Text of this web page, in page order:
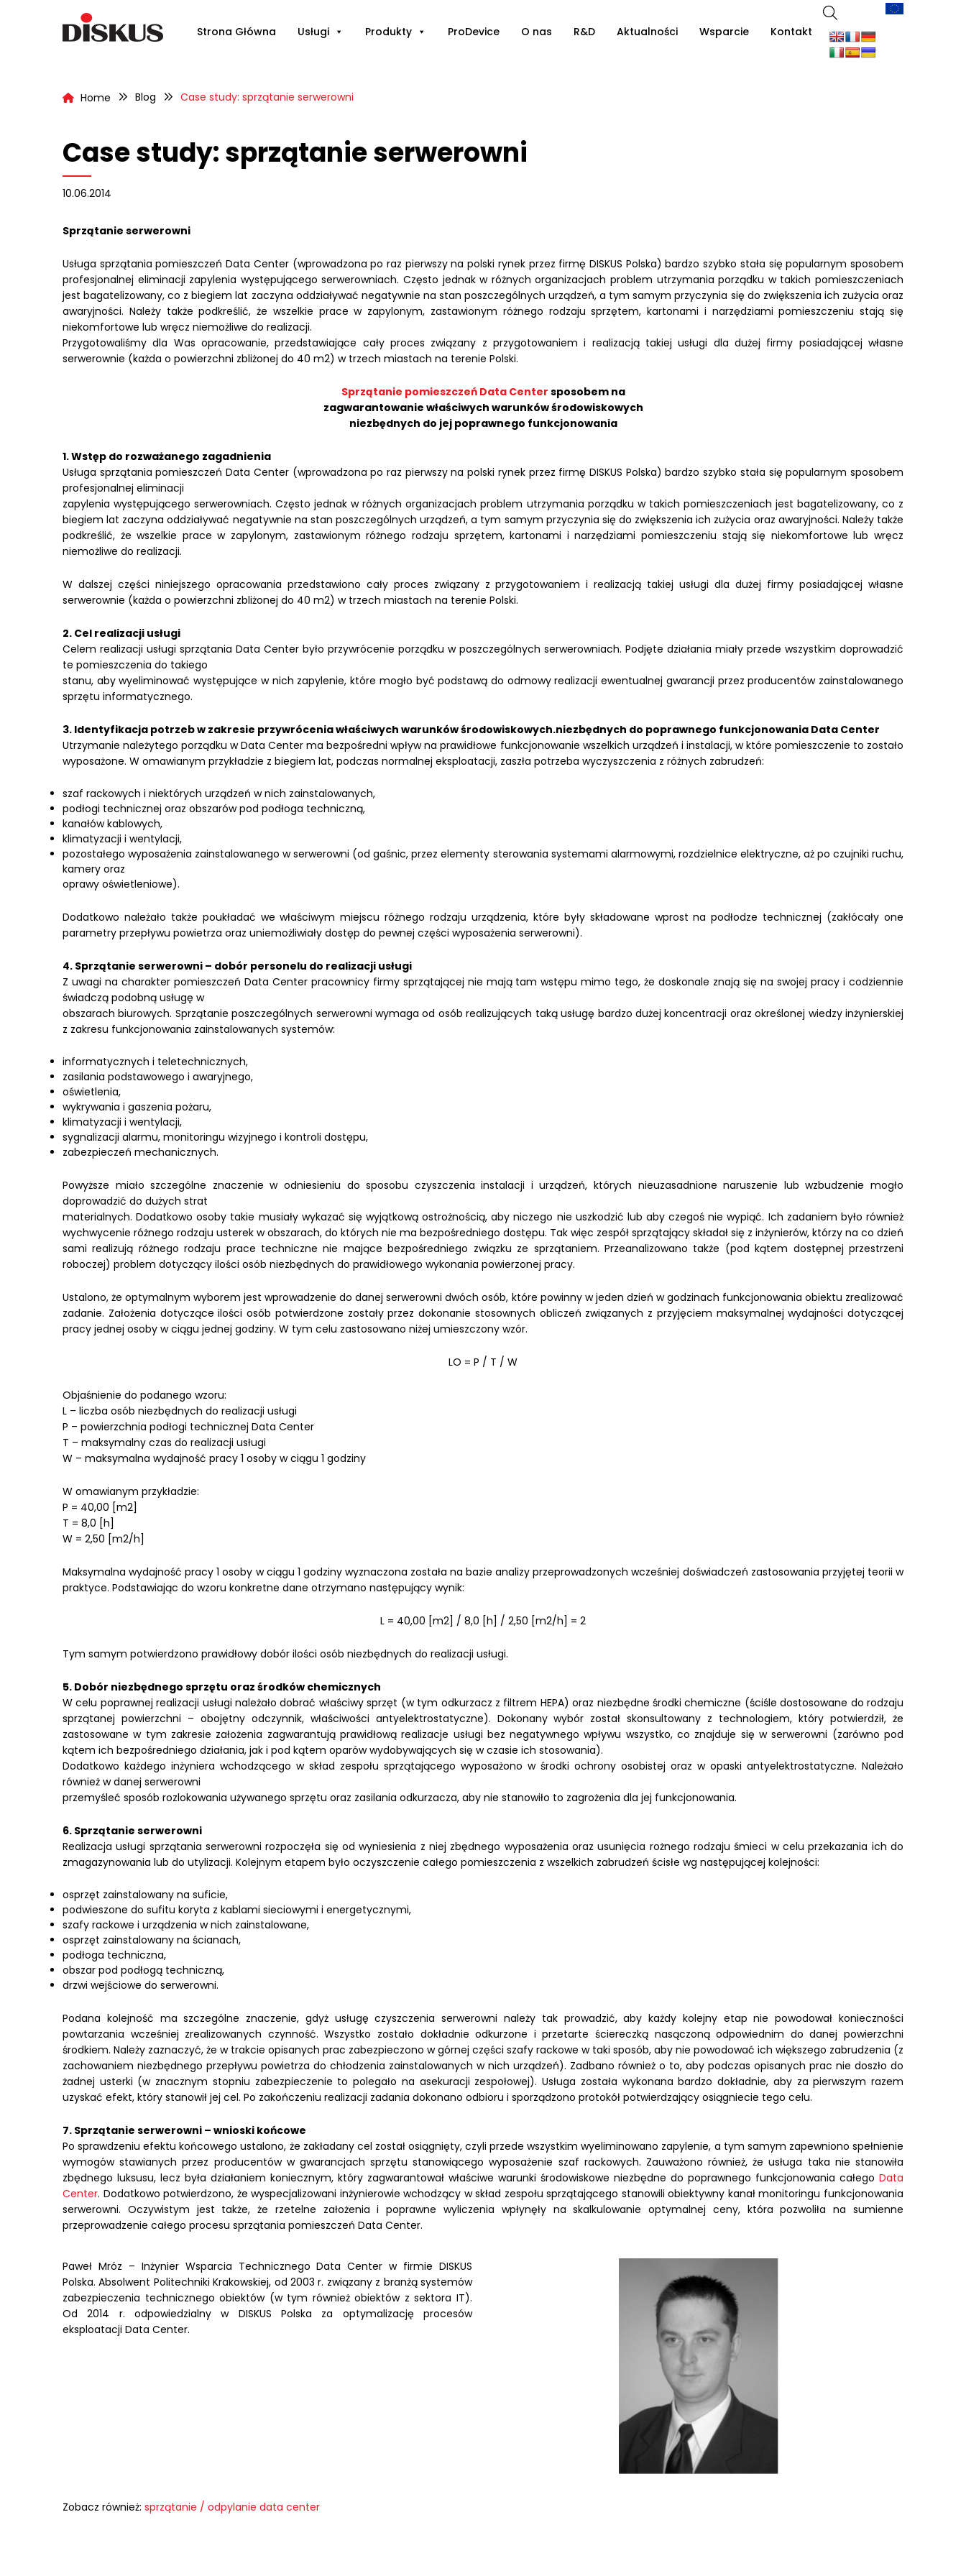
Strona Główna Usługi Produkty ProDevice O nas R&D Aktualności Wsparcie Kontakt
Home Blog Case study: sprzątanie serwerowni
Case study: sprzątanie serwerowni
10.06.2014
Sprzątanie serwerowni
Usługa sprzątania pomieszczeń Data Center (wprowadzona po raz pierwszy na polski rynek przez firmę DISKUS Polska) bardzo szybko stała się popularnym sposobem
profesjonalnej eliminacji zapylenia występującego serwerowniach. Często jednak w różnych organizacjach problem utrzymania porządku w takich pomieszczeniach
jest bagatelizowany, co z biegiem lat zaczyna oddziaływać negatywnie na stan poszczególnych urządzeń, a tym samym przyczynia się do zwiększenia ich zużycia oraz
awaryjności. Należy także podkreślić, że wszelkie prace w zapylonym, zastawionym różnego rodzaju sprzętem, kartonami i narzędziami pomieszczeniu stają się
niekomfortowe lub wręcz niemożliwe do realizacji.
Przygotowaliśmy dla Was opracowanie, przedstawiające cały proces związany z przygotowaniem i realizacją takiej usługi dla dużej firmy posiadającej własne
serwerownie (każda o powierzchni zbliżonej do 40 m2) w trzech miastach na terenie Polski.
Sprzątanie pomieszczeń Data Center sposobem na
zagwarantowanie właściwych warunków środowiskowych
niezbędnych do jej poprawnego funkcjonowania
1. Wstęp do rozważanego zagadnienia
Usługa sprzątania pomieszczeń Data Center (wprowadzona po raz pierwszy na polski rynek przez firmę DISKUS Polska) bardzo szybko stała się popularnym sposobem
profesjonalnej eliminacji
zapylenia występującego serwerowniach. Często jednak w różnych organizacjach problem utrzymania porządku w takich pomieszczeniach jest bagatelizowany, co z
biegiem lat zaczyna oddziaływać negatywnie na stan poszczególnych urządzeń, a tym samym przyczynia się do zwiększenia ich zużycia oraz awaryjności. Należy także
podkreślić, że wszelkie prace w zapylonym, zastawionym różnego rodzaju sprzętem, kartonami i narzędziami pomieszczeniu stają się niekomfortowe lub wręcz
niemożliwe do realizacji.
W dalszej części niniejszego opracowania przedstawiono cały proces związany z przygotowaniem i realizacją takiej usługi dla dużej firmy posiadającej własne
serwerownie (każda o powierzchni zbliżonej do 40 m2) w trzech miastach na terenie Polski.
2. Cel realizacji usługi
Celem realizacji usługi sprzątania Data Center było przywrócenie porządku w poszczególnych serwerowniach. Podjęte działania miały przede wszystkim doprowadzić
te pomieszczenia do takiego
stanu, aby wyeliminować występujące w nich zapylenie, które mogło być podstawą do odmowy realizacji ewentualnej gwarancji przez producentów zainstalowanego
sprzętu informatycznego.
3. Identyfikacja potrzeb w zakresie przywrócenia właściwych warunków środowiskowych.niezbędnych do poprawnego funkcjonowania Data Center
Utrzymanie należytego porządku w Data Center ma bezpośredni wpływ na prawidłowe funkcjonowanie wszelkich urządzeń i instalacji, w które pomieszczenie to zostało
wyposażone. W omawianym przykładzie z biegiem lat, podczas normalnej eksploatacji, zaszła potrzeba wyczyszczenia z różnych zabrudzeń:
szaf rackowych i niektórych urządzeń w nich zainstalowanych,
podłogi technicznej oraz obszarów pod podłoga techniczną,
kanałów kablowych,
klimatyzacji i wentylacji,
pozostałego wyposażenia zainstalowanego w serwerowni (od gaśnic, przez elementy sterowania systemami alarmowymi, rozdzielnice elektryczne, aż po czujniki ruchu,
kamery oraz
oprawy oświetleniowe).
Dodatkowo należało także poukładać we właściwym miejscu różnego rodzaju urządzenia, które były składowane wprost na podłodze technicznej (zakłócały one
parametry przepływu powietrza oraz uniemożliwiały dostęp do pewnej części wyposażenia serwerowni).
4. Sprzątanie serwerowni – dobór personelu do realizacji usługi
Z uwagi na charakter pomieszczeń Data Center pracownicy firmy sprzątającej nie mają tam wstępu mimo tego, że doskonale znają się na swojej pracy i codziennie
świadczą podobną usługę w
obszarach biurowych. Sprzątanie poszczególnych serwerowni wymaga od osób realizujących taką usługę bardzo dużej koncentracji oraz określonej wiedzy inżynierskiej
z zakresu funkcjonowania zainstalowanych systemów:
informatycznych i teletechnicznych,
zasilania podstawowego i awaryjnego,
oświetlenia,
wykrywania i gaszenia pożaru,
klimatyzacji i wentylacji,
sygnalizacji alarmu, monitoringu wizyjnego i kontroli dostępu,
zabezpieczeń mechanicznych.
Powyższe miało szczególne znaczenie w odniesieniu do sposobu czyszczenia instalacji i urządzeń, których nieuzasadnione naruszenie lub wzbudzenie mogło
doprowadzić do dużych strat
materialnych. Dodatkowo osoby takie musiały wykazać się wyjątkową ostrożnością, aby niczego nie uszkodzić lub aby czegoś nie wypiąć. Ich zadaniem było również
wychwycenie różnego rodzaju usterek w obszarach, do których nie ma bezpośredniego dostępu. Tak więc zespół sprzątający składał się z inżynierów, którzy na co dzień
sami realizują różnego rodzaju prace techniczne nie mające bezpośredniego związku ze sprzątaniem. Przeanalizowano także (pod kątem dostępnej przestrzeni
roboczej) problem dotyczący ilości osób niezbędnych do prawidłowego wykonania powierzonej pracy.
Ustalono, że optymalnym wyborem jest wprowadzenie do danej serwerowni dwóch osób, które powinny w jeden dzień w godzinach funkcjonowania obiektu zrealizować
zadanie. Założenia dotyczące ilości osób potwierdzone zostały przez dokonanie stosownych obliczeń związanych z przyjęciem maksymalnej wydajności dotyczącej
pracy jednej osoby w ciągu jednej godziny. W tym celu zastosowano niżej umieszczony wzór.
LO = P / T / W
Objaśnienie do podanego wzoru:
L – liczba osób niezbędnych do realizacji usługi
P – powierzchnia podłogi technicznej Data Center
T – maksymalny czas do realizacji usługi
W – maksymalna wydajność pracy 1 osoby w ciągu 1 godziny
W omawianym przykładzie:
P = 40,00 [m2]
T = 8,0 [h]
W = 2,50 [m2/h]
Maksymalna wydajność pracy 1 osoby w ciągu 1 godziny wyznaczona została na bazie analizy przeprowadzonych wcześniej doświadczeń zastosowania przyjętej teorii w
praktyce. Podstawiając do wzoru konkretne dane otrzymano następujący wynik:
L = 40,00 [m2] / 8,0 [h] / 2,50 [m2/h] = 2
Tym samym potwierdzono prawidłowy dobór ilości osób niezbędnych do realizacji usługi.
5. Dobór niezbędnego sprzętu oraz środków chemicznych
W celu poprawnej realizacji usługi należało dobrać właściwy sprzęt (w tym odkurzacz z filtrem HEPA) oraz niezbędne środki chemiczne (ściśle dostosowane do rodzaju
sprzątanej powierzchni – obojętny odczynnik, właściwości antyelektrostatyczne). Dokonany wybór został skonsultowany z technologiem, który potwierdził, że
zastosowane w tym zakresie założenia zagwarantują prawidłową realizacje usługi bez negatywnego wpływu wszystko, co znajduje się w serwerowni (zarówno pod
kątem ich bezpośredniego działania, jak i pod kątem oparów wydobywających się w czasie ich stosowania).
Dodatkowo każdego inżyniera wchodzącego w skład zespołu sprzątającego wyposażono w środki ochrony osobistej oraz w opaski antyelektrostatyczne. Należało
również w danej serwerowni
przemyśleć sposób rozlokowania używanego sprzętu oraz zasilania odkurzacza, aby nie stanowiło to zagrożenia dla jej funkcjonowania.
6. Sprzątanie serwerowni
Realizacja usługi sprzątania serwerowni rozpoczęła się od wyniesienia z niej zbędnego wyposażenia oraz usunięcia rożnego rodzaju śmieci w celu przekazania ich do
zmagazynowania lub do utylizacji. Kolejnym etapem było oczyszczenie całego pomieszczenia z wszelkich zabrudzeń ścisłe wg następującej kolejności:
osprzęt zainstalowany na suficie,
podwieszone do sufitu koryta z kablami sieciowymi i energetycznymi,
szafy rackowe i urządzenia w nich zainstalowane,
osprzęt zainstalowany na ścianach,
podłoga techniczna,
obszar pod podłogą techniczną,
drzwi wejściowe do serwerowni.
Podana kolejność ma szczególne znaczenie, gdyż usługę czyszczenia serwerowni należy tak prowadzić, aby każdy kolejny etap nie powodował konieczności
powtarzania wcześniej zrealizowanych czynność. Wszystko zostało dokładnie odkurzone i przetarte ściereczką nasączoną odpowiednim do danej powierzchni
środkiem. Należy zaznaczyć, że w trakcie opisanych prac zabezpieczono w górnej części szafy rackowe w taki sposób, aby nie powodować ich większego zabrudzenia (z
zachowaniem niezbędnego przepływu powietrza do chłodzenia zainstalowanych w nich urządzeń). Zadbano również o to, aby podczas opisanych prac nie doszło do
żadnej usterki (w znacznym stopniu zabezpieczenie to polegało na asekuracji zespołowej). Usługa została wykonana bardzo dokładnie, aby za pierwszym razem
uzyskać efekt, który stanowił jej cel. Po zakończeniu realizacji zadania dokonano odbioru i sporządzono protokół potwierdzający osiągniecie tego celu.
7. Sprzątanie serwerowni – wnioski końcowe
Po sprawdzeniu efektu końcowego ustalono, że zakładany cel został osiągnięty, czyli przede wszystkim wyeliminowano zapylenie, a tym samym zapewniono spełnienie
wymogów stawianych przez producentów w gwarancjach sprzętu stanowiącego wyposażenie szaf rackowych. Zauważono również, że usługa taka nie stanowiła
zbędnego luksusu, lecz była działaniem koniecznym, który zagwarantował właściwe warunki środowiskowe niezbędne do poprawnego funkcjonowania całego Data
Center. Dodatkowo potwierdzono, że wyspecjalizowani inżynierowie wchodzący w skład zespołu sprzątającego stanowili obiektywny kanał monitoringu funkcjonowania
serwerowni. Oczywistym jest także, że rzetelne założenia i poprawne wyliczenia wpłynęły na skalkulowanie optymalnej ceny, która pozwoliła na sumienne
przeprowadzenie całego procesu sprzątania pomieszczeń Data Center.
Paweł Mróz – Inżynier Wsparcia Technicznego Data Center w firmie DISKUS
Polska. Absolwent Politechniki Krakowskiej, od 2003 r. związany z branżą systemów
zabezpieczenia technicznego obiektów (w tym również obiektów z sektora IT).
Od 2014 r. odpowiedzialny w DISKUS Polska za optymalizację procesów
eksploatacji Data Center.
Zobacz również: sprzątanie / odpylanie data center